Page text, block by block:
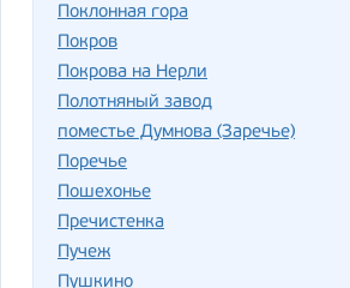
Поклонная гора
Покров
Покрова на Нерли
Полотняный завод
поместье Думнова (Заречье)
Поречье
Пошехонье
Пречистенка
Пучеж
Пушкино